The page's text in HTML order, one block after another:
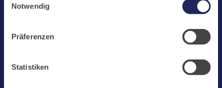
challenges.cloudflare.com: Wir verwenden das online
Buchungssystem MEWS in unserem Hotel und unserem
übermittelt. Cookies von eu5.bookingkit.de: Wir
Buchungen von Bibliotheks- und Klosterführungen. Um
Buchungen durchführen zu können akzeptieren Sie bitte
Notwendig
Präferenzen
Statistiken
Shops
Jobs